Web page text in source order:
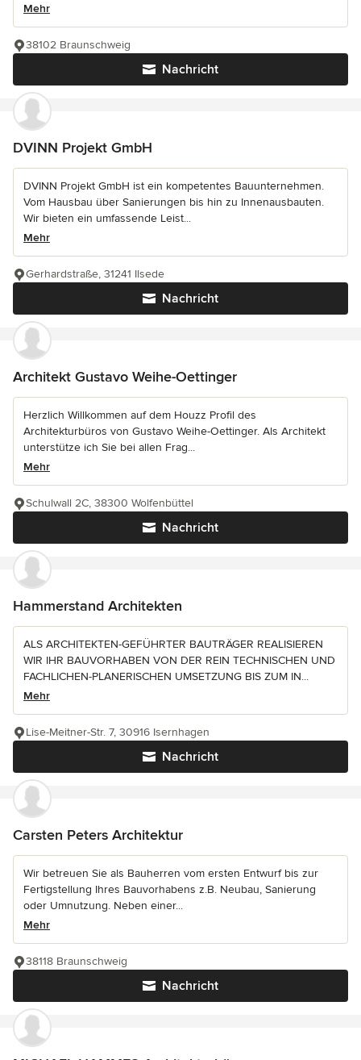
Mehr
Nachricht
38102 Braunschweig
DVINN Projekt GmbH
DVINN Projekt GmbH ist ein kompetentes Bauunternehmen.
Vom Hausbau über Sanierungen bis hin zu Innenausbauten.
Wir bieten ein umfassende Leist...
Mehr
Nachricht
Gerhardstraße, 31241 Ilsede
Architekt Gustavo Weihe-Oettinger
Herzlich Willkommen auf dem Houzz Profil des
Architekturbüros von Gustavo Weihe-Oettinger. Als Architekt
unterstütze ich Sie bei allen Frag...
Mehr
Nachricht
Schulwall 2C, 38300 Wolfenbüttel
Hammerstand Architekten
ALS ARCHITEKTEN-GEFÜHRTER BAUTRÄGER REALISIEREN
WIR IHR BAUVORHABEN VON DER REIN TECHNISCHEN UND
FACHLICHEN-PLANERISCHEN UMSETZUNG BIS ZUM IN...
Mehr
Nachricht
Lise-Meitner-Str. 7, 30916 Isernhagen
Carsten Peters Architektur
Wir betreuen Sie als Bauherren vom ersten Entwurf bis zur
Fertigstellung Ihres Bauvorhabens z.B. Neubau, Sanierung
oder Umnutzung. Neben einer...
Mehr
Nachricht
38118 Braunschweig